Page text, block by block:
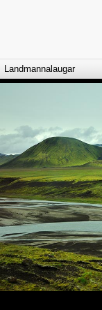
Landmannalaugar